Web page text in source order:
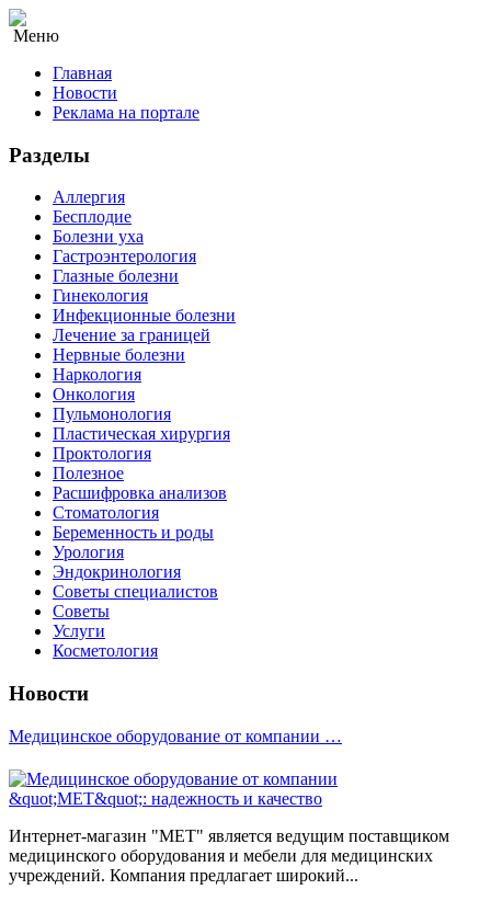
Меню
Главная
Новости
Реклама на портале
Разделы
Аллергия
Бесплодие
Болезни уха
Гастроэнтерология
Глазные болезни
Гинекология
Инфекционные болезни
Лечение за границей
Нервные болезни
Наркология
Онкология
Пульмонология
Пластическая хирургия
Проктология
Полезное
Расшифровка анализов
Стоматология
Беременность и роды
Урология
Эндокринология
Советы специалистов
Советы
Услуги
Косметология
Новости
Медицинское оборудование от компании …
Интернет-магазин "МЕТ" является ведущим поставщиком
медицинского оборудования и мебели для медицинских
учреждений. Компания предлагает широкий...